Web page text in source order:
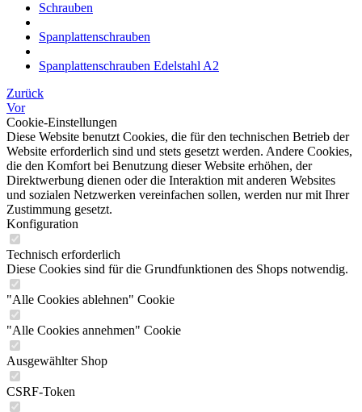
Schrauben
Spanplattenschrauben
Spanplattenschrauben Edelstahl A2
Zurück
Vor
Cookie-Einstellungen
Diese Website benutzt Cookies, die für den technischen Betrieb der
Website erforderlich sind und stets gesetzt werden. Andere Cookies,
die den Komfort bei Benutzung dieser Website erhöhen, der
Direktwerbung dienen oder die Interaktion mit anderen Websites
und sozialen Netzwerken vereinfachen sollen, werden nur mit Ihrer
Zustimmung gesetzt.
Konfiguration
Technisch erforderlich
Diese Cookies sind für die Grundfunktionen des Shops notwendig.
"Alle Cookies ablehnen" Cookie
"Alle Cookies annehmen" Cookie
Ausgewählter Shop
CSRF-Token